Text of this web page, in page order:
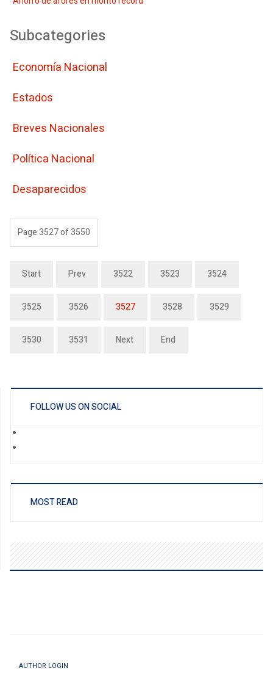
Subcategories
Economí­a Nacional
Estados
Breves Nacionales
Polí­tica Nacional
Desaparecidos
Page 3527 of 3550
Start Prev 3522 3523 3524
3525 3526 3527 3528 3529
3530 3531 Next End
FOLLOW US ON SOCIAL
MOST READ
AUTHOR LOGIN